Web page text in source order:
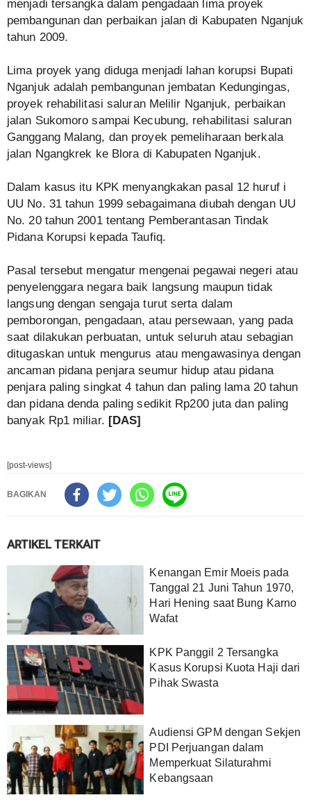
menjadi tersangka dalam pengadaan lima proyek
pembangunan dan perbaikan jalan di Kabupaten Nganjuk
tahun 2009.
Lima proyek yang diduga menjadi lahan korupsi Bupati
Nganjuk adalah pembangunan jembatan Kedungingas,
proyek rehabilitasi saluran Melilir Nganjuk, perbaikan
jalan Sukomoro sampai Kecubung, rehabilitasi saluran
Ganggang Malang, dan proyek pemeliharaan berkala
jalan Ngangkrek ke Blora di Kabupaten Nganjuk.
Dalam kasus itu KPK menyangkakan pasal 12 huruf i
UU No. 31 tahun 1999 sebagaimana diubah dengan UU
No. 20 tahun 2001 tentang Pemberantasan Tindak
Pidana Korupsi kepada Taufiq.
Pasal tersebut mengatur mengenai pegawai negeri atau
penyelenggara negara baik langsung maupun tidak
langsung dengan sengaja turut serta dalam
pemborongan, pengadaan, atau persewaan, yang pada
saat dilakukan perbuatan, untuk seluruh atau sebagian
ditugaskan untuk mengurus atau mengawasinya dengan
ancaman pidana penjara seumur hidup atau pidana
penjara paling singkat 4 tahun dan paling lama 20 tahun
dan pidana denda paling sedikit Rp200 juta dan paling
banyak Rp1 miliar. [DAS]
[post-views]
BAGIKAN
ARTIKEL TERKAIT
Kenangan Emir Moeis pada
Tanggal 21 Juni Tahun 1970,
Hari Hening saat Bung Karno
Wafat
KPK Panggil 2 Tersangka
Kasus Korupsi Kuota Haji dari
Pihak Swasta
Audiensi GPM dengan Sekjen
PDI Perjuangan dalam
Memperkuat Silaturahmi
Kebangsaan